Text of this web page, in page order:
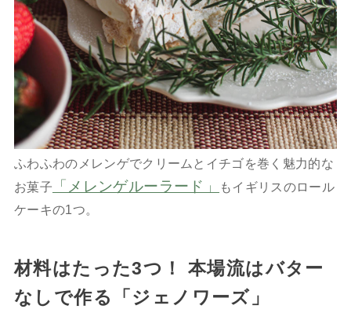
ふわふわのメレンゲでクリームとイチゴを巻く魅力的な
お菓子
「メレンゲルーラード」
もイギリスのロール
ケーキの1つ。
材料はたった3つ！ 本場流はバター
なしで作る「ジェノワーズ」